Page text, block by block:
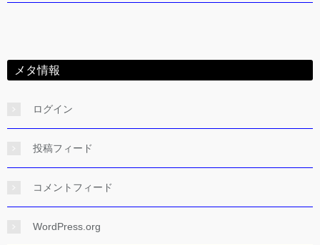
メタ情報
ログイン
投稿フィード
コメントフィード
WordPress.org